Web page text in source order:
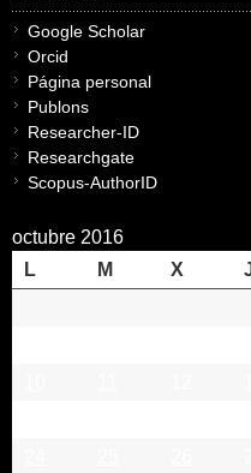
Google Scholar
Orcid
Página personal
Publons
Researcher-ID
Researchgate
Scopus-AuthorID
octubre 2016
L
M X